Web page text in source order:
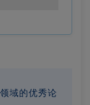
域的优秀论